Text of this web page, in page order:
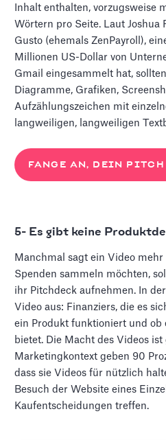
Inhalt enthalten, vorzugsweise
Wörtern pro Seite. Laut Joshua
Gusto (ehemals ZenPayroll),
Millionen US-Dollar von
Gmail eingesammelt hat,
Diagramme, Grafiken,
Aufzählungszeichen mit
langweiligen, langweiligen
FANGE AN, DEIN PITCH
5- Es gibt keine
Manchmal sagt ein Video
Spenden sammeln möchten,
ihr Pitchdeck aufnehmen. In
Video aus: Finanziers, die es
ein Produkt funktioniert und ob
bietet. Die Macht des Videos
Marketingkontext geben 90
dass sie Videos für nützlich
Besuch der Website eines
Kaufentscheidungen treffen.